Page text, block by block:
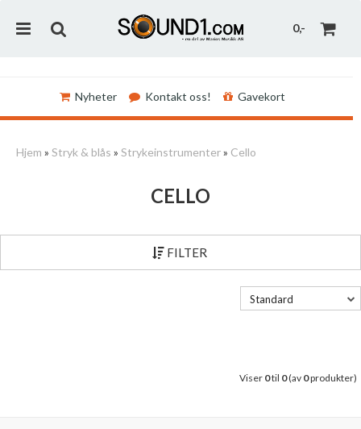
0,-
Nyheter Kontakt oss! Gavekort
Hjem » Stryk & blås » Strykeinstrumenter» Cello
CELLO
FILTER
Standard
Viser 0til 0(av 0produkter)